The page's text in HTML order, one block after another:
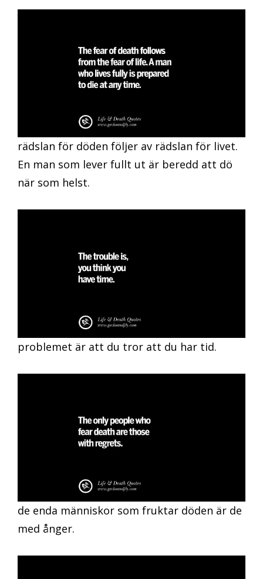
rädslan för döden följer av rädslan för livet.
En man som lever fullt ut är beredd att dö
när som helst.
problemet är att du tror att du har tid.
de enda människor som fruktar döden är de
med ånger.